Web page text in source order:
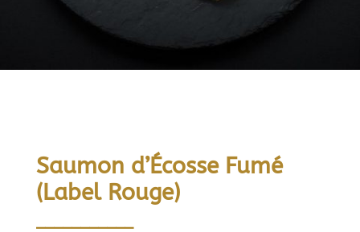
Saumon d’Écosse Fumé
(Label Rouge)
___________